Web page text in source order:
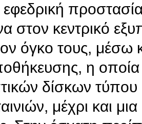
στον κεντρικό
όγκο τους, μέσω
η
δίσκων
μέχρι και